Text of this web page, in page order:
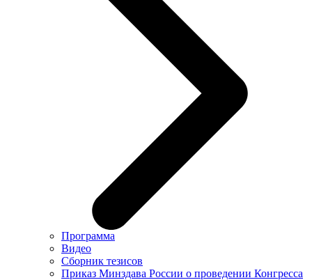
Программа
Видео
Сборник тезисов
Приказ Минздава России о проведении Конгресса